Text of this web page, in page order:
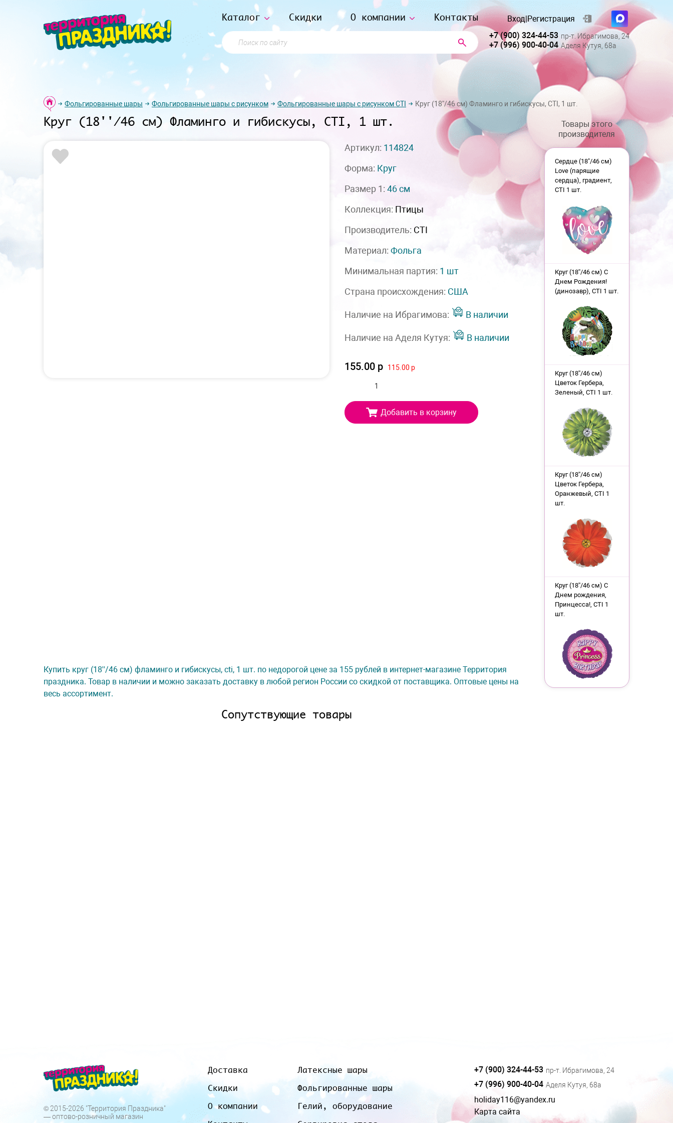
Каталог Скидки О компании Контакты
Поиск по сайту
Вход|Регистрация
+7 (900) 324-44-53 пр-т. Ибрагимова, 24
+7 (996) 900-40-04 Аделя Кутуя, 68а
Фольгированные шары Фольгированные шары с рисунком Фольгированные шары с рисунком СTI Круг (18''/46 см) Фламинго и гибискусы, СTI, 1 шт.
Круг (18''/46 см) Фламинго и гибискусы, СTI, 1 шт.
Артикул: 114824
Форма: Круг
Размер 1: 46 см
Коллекция: Птицы
Производитель: CTI
Материал: Фольга
Минимальная партия: 1 шт
Страна происхождения: США
Наличие на Ибрагимова: В наличии
Наличие на Аделя Кутуя: В наличии
155.00 р 115.00 р
Добавить в корзину
Купить круг (18''/46 см) фламинго и гибискусы, сti, 1 шт. по недорогой цене за 155 рублей в интернет-магазине Территория
праздника. Товар в наличии и можно заказать доставку в любой регион России со скидкой от поставщика. Оптовые цены на
весь ассортимент.
Сопутствующие товары
Товары этого
производителя
Сердце (18"/46 см)
Love (парящие
сердца), градиент,
CTI 1 шт.
Круг (18''/46 см) С
Днем Рождения!
(динозавр), CTI 1 шт.
Круг (18''/46 см)
Цветок Гербера,
Зеленый, CTI 1 шт.
Круг (18''/46 см)
Цветок Гербера,
Оранжевый, CTI 1
шт.
Круг (18''/46 см) С
Днем рождения,
Принцесса!, CTI 1
шт.
© 2015-2026 "Территория Праздника"
— оптово-розничный магазин
Доставка
Скидки
О компании
Латексные шары
Фольгированные шары
Гелий, оборудование
+7 (900) 324-44-53 пр-т. Ибрагимова, 24
+7 (996) 900-40-04 Аделя Кутуя, 68а
holiday116@yandex.ru
Карта сайта